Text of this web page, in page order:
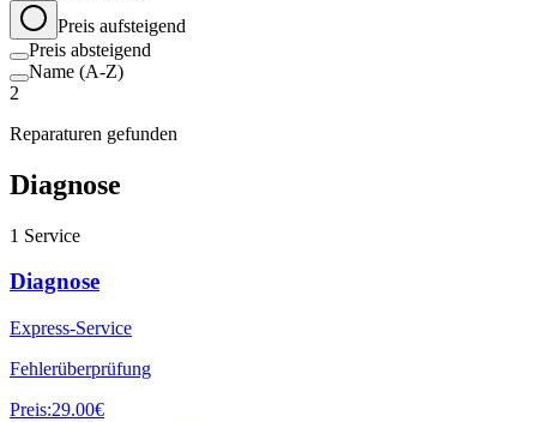
Preis aufsteigend
Preis absteigend
Name (A-Z)
2
Reparaturen gefunden
Diagnose
1 Service
Diagnose
Express-Service
Fehlerüberprüfung
Preis:29.00€